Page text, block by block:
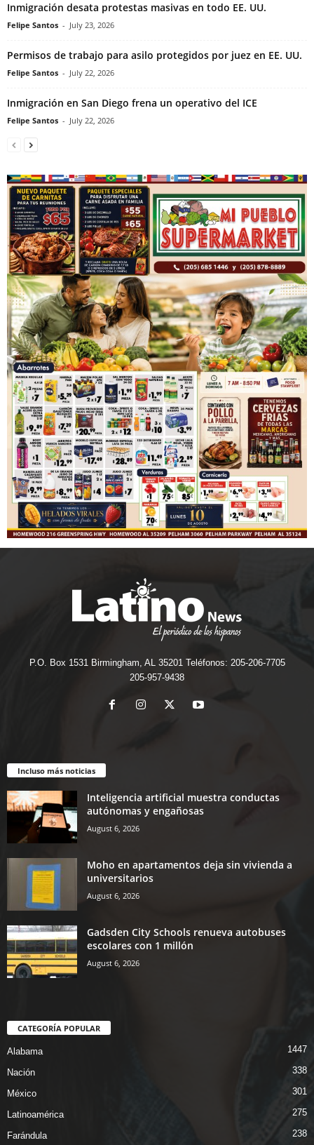
Inmigración desata protestas masivas en todo EE. UU.
Felipe Santos - July 23, 2026
Permisos de trabajo para asilo protegidos por juez en EE. UU.
Felipe Santos - July 22, 2026
Inmigración en San Diego frena un operativo del ICE
Felipe Santos - July 22, 2026
P.O. Box 1531 Birmingham, AL 35201 Teléfonos: 205-206-7705
205-957-9438
Incluso más noticias
Inteligencia artificial muestra conductas
autónomas y engañosas
August 6, 2026
Moho en apartamentos deja sin vivienda a
universitarios
August 6, 2026
Gadsden City Schools renueva autobuses
escolares con 1 millón
August 6, 2026
CATEGORÍA POPULAR
Alabama 1447
Nación 338
México 301
Latinoamérica 275
Farándula 238